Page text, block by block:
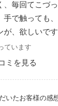
り、コードの
】
、毎回てこづ
で触っても、
が、欲しいで
ています
ミを見る
いたお客様の感